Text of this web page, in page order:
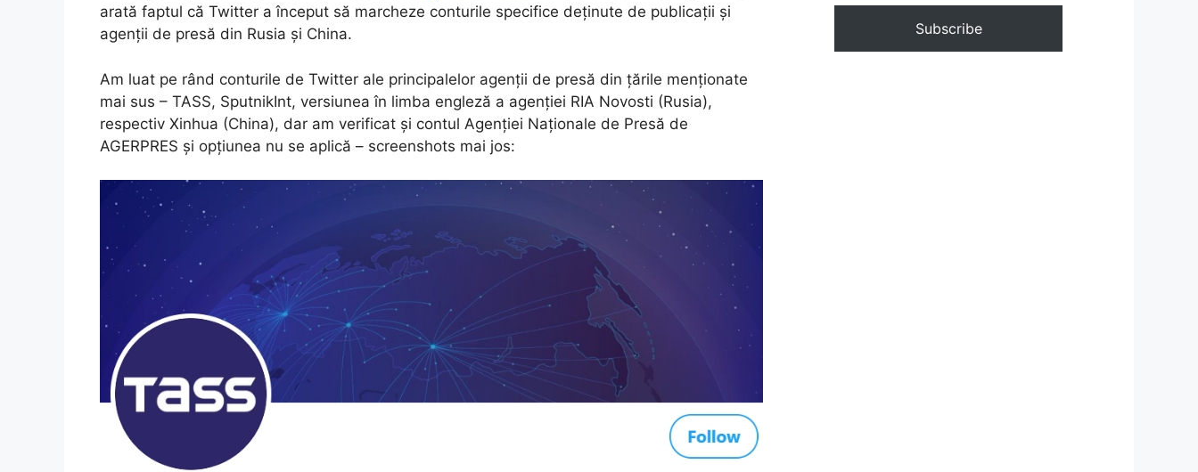
arată faptul că Twitter a început să marcheze conturile specifice deținute de publicații și
agenții de presă din Rusia și China.
Am luat pe rând conturile de Twitter ale principalelor agenții de presă din țările menționate
mai sus – TASS, SputnikInt, versiunea în limba engleză a agenției RIA Novosti (Rusia),
respectiv Xinhua (China), dar am verificat și contul Agenției Naționale de Presă de
AGERPRES și opțiunea nu se aplică – screenshots mai jos:
Subscribe